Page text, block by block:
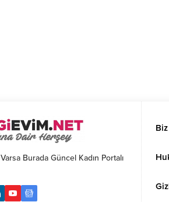
Burada Güncel Kadın Portalı